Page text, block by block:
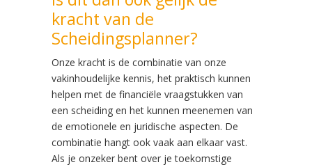
kracht van de
Scheidingsplanner?
Onze kracht is de combinatie van onze
vakinhoudelijke kennis, het praktisch kunnen
helpen met de financiële vraagstukken van
een scheiding en het kunnen meenemen van
de emotionele en juridische aspecten. De
combinatie hangt ook vaak aan elkaar vast.
Als je onzeker bent over je toekomstige